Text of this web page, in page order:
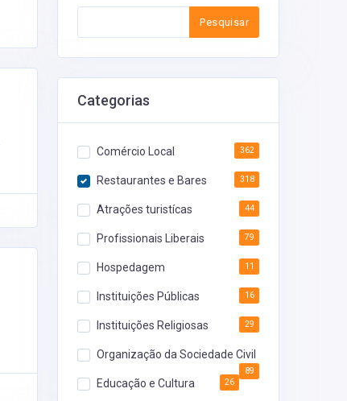
Pesquisar
Categorias
Comércio Local 362
Restaurantes e Bares 318
Atrações turistícas 44
Profissionais Liberais 79
Hospedagem 11
Instituições Públicas 16
Instituições Religiosas 29
Organização da Sociedade Civil
89
Educação e Cultura 26